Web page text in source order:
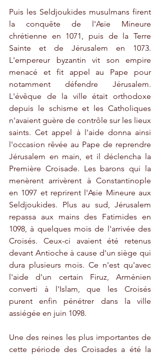
Puis les Seldjoukides musulmans firent
la conquête de l'Asie Mineure
chrétienne en 1071, puis de la Terre
Sainte et de Jérusalem en 1073.
L'empereur byzantin vit son empire
menacé et fit appel au Pape pour
notamment défendre Jérusalem.
L'évêque de la ville était orthodoxe
depuis le schisme et les Catholiques
n'avaient guère de contrôle sur les lieux
saints. Cet appel à l'aide donna ainsi
l'occasion rêvée au Pape de reprendre
Jérusalem en main, et il déclencha la
Première Croisade. Les barons qui la
menèrent arrivèrent à Constantinople
en 1097 et reprirent l'Asie Mineure aux
Seldjoukides. Plus au sud, Jérusalem
repassa aux mains des Fatimides en
1098, à quelques mois de l'arrivée des
Croisés. Ceux-ci avaient été retenus
devant Antioche à cause d'un siège qui
dura plusieurs mois. Ce n'est qu'avec
l'aide d'un certain Firuz, Arménien
converti à l'Islam, que les Croisés
purent enfin pénétrer dans la ville
assiégée en juin 1098.
Une des reines les plus importantes de
cette période des Croisades a été la